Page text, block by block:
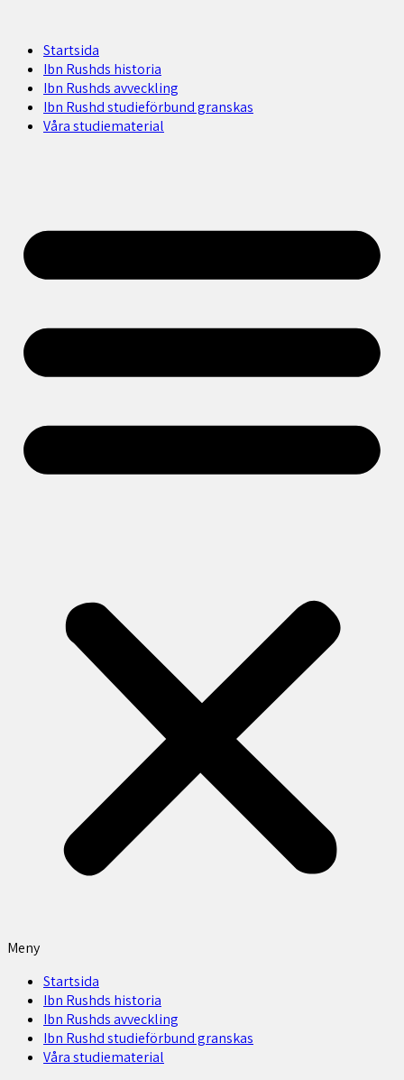
Startsida
Ibn Rushds historia
Ibn Rushds avveckling
Ibn Rushd studieförbund granskas​
Våra studiematerial
Meny
Startsida
Ibn Rushds historia
Ibn Rushds avveckling
Ibn Rushd studieförbund granskas​
Våra studiematerial